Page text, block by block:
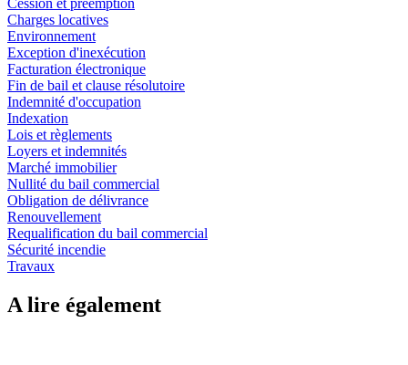
Cession et préemption
Charges locatives
Environnement
Exception d'inexécution
Facturation électronique
Fin de bail et clause résolutoire
Indemnité d'occupation
Indexation
Lois et règlements
Loyers et indemnités
Marché immobilier
Nullité du bail commercial
Obligation de délivrance
Renouvellement
Requalification du bail commercial
Sécurité incendie
Travaux
A lire également